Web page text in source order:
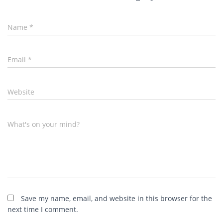
Name *
Email *
Website
What's on your mind?
Save my name, email, and website in this browser for the
next time I comment.